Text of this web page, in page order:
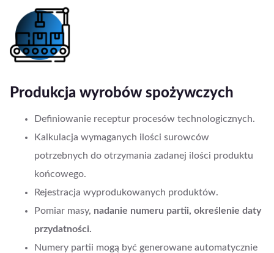
Produkcja wyrobów spożywczych
Definiowanie receptur procesów technologicznych.
Kalkulacja wymaganych ilości surowców
potrzebnych do otrzymania zadanej ilości produktu
końcowego.
Rejestracja wyprodukowanych produktów.
Pomiar masy, nadanie numeru partii, określenie daty
przydatności.
Numery partii mogą być generowane automatycznie